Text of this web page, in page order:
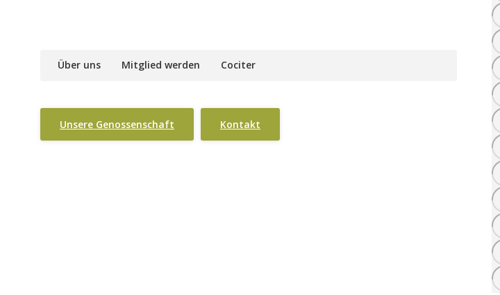
Über uns Mitglied werden Cociter
Unsere Genossenschaft Kontakt